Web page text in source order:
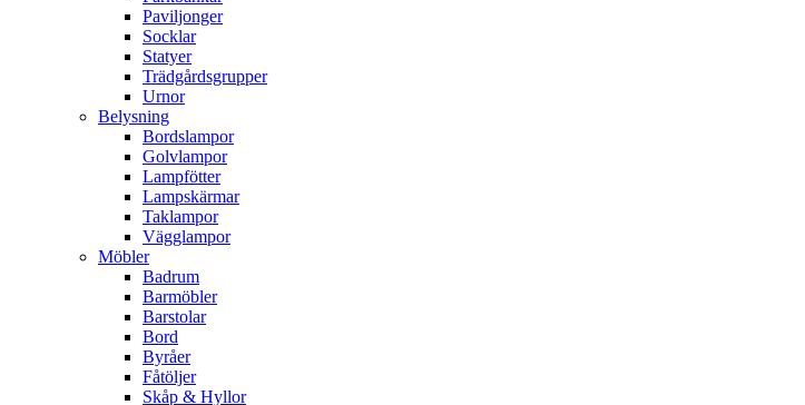
Paviljonger
Socklar
Statyer
Trädgårdsgrupper
Urnor
Belysning
Bordslampor
Golvlampor
Lampfötter
Lampskärmar
Taklampor
Vägglampor
Möbler
Badrum
Barmöbler
Barstolar
Bord
Byråer
Fåtöljer
Skåp & Hyllor